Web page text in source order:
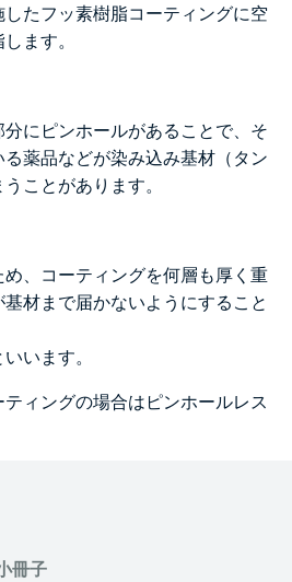
たフッ素樹脂コーティングに空
ます。
にピンホールがあることで、そ
薬品などが染み込み基材（タン
ことがあります。
、コーティングを何層も厚く重
材まで届かないようにすること
いいます。
ィングの場合はピンホールレス
冊子